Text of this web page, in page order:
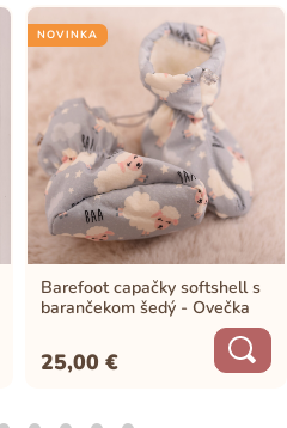
NOVINKA
Barefoot capačky softshell s
barančekom šedý - Ovečka
25,00€